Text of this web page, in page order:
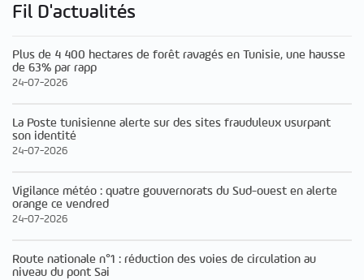
Fil D'actualités
Plus de 4 400 hectares de forêt ravagés en Tunisie, une hausse
de 63% par rapp
24-07-2026
La Poste tunisienne alerte sur des sites frauduleux usurpant
son identité
24-07-2026
Vigilance météo : quatre gouvernorats du Sud-ouest en alerte
orange ce vendred
24-07-2026
Route nationale n°1 : réduction des voies de circulation au
niveau du pont Sai